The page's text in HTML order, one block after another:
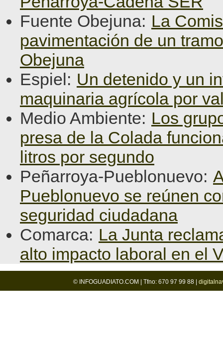
Fuente Obejuna: La
pavimentación de un
Obejuna
Espiel: Un detenido y un
maquinaria agrícola por
Medio Ambiente: Los
presa de la Colada
litros por segundo
Peñarroya-Pueblonuevo:
Pueblonuevo se reúnen
seguridad ciudadana
Comarca: La Junta
alto impacto laboral en el
© INFOGUADIATO.COM | Tfno: 670 97 99 88 |